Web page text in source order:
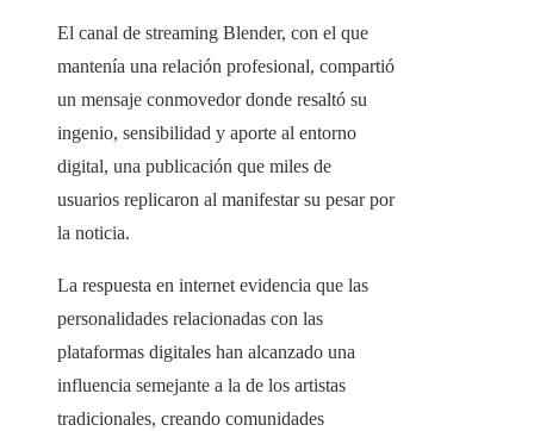
El canal de streaming Blender, con el que
mantenía una relación profesional, compartió
un mensaje conmovedor donde resaltó su
ingenio, sensibilidad y aporte al entorno
digital, una publicación que miles de
usuarios replicaron al manifestar su pesar por
la noticia.
La respuesta en internet evidencia que las
personalidades relacionadas con las
plataformas digitales han alcanzado una
influencia semejante a la de los artistas
tradicionales, creando comunidades